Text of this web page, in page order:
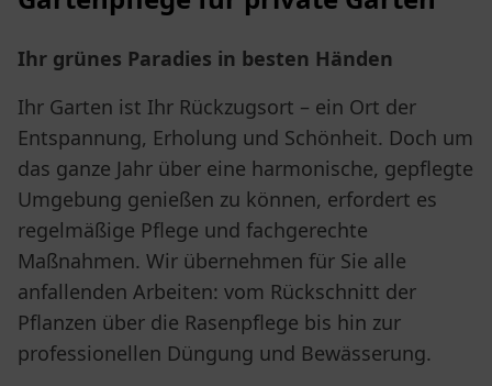
Ihr grünes Paradies in besten Händen
Ihr Garten ist Ihr Rückzugsort – ein Ort der
Entspannung, Erholung und Schönheit. Doch um
das ganze Jahr über eine harmonische, gepflegte
Umgebung genießen zu können, erfordert es
regelmäßige Pflege und fachgerechte
Maßnahmen. Wir übernehmen für Sie alle
anfallenden Arbeiten: vom Rückschnitt der
Pflanzen über die Rasenpflege bis hin zur
professionellen Düngung und Bewässerung.